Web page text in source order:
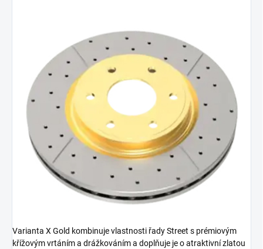
Varianta X Gold kombinuje vlastnosti řady Street s prémiovým
křížovým vrtáním a drážkováním a doplňuje je o atraktivní zlatou